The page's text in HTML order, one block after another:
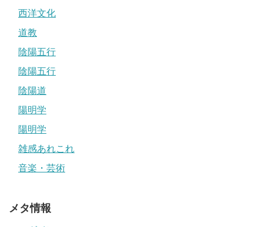
西洋文化
道教
陰陽五行
陰陽五行
陰陽道
陽明学
陽明学
雑感あれこれ
音楽・芸術
メタ情報